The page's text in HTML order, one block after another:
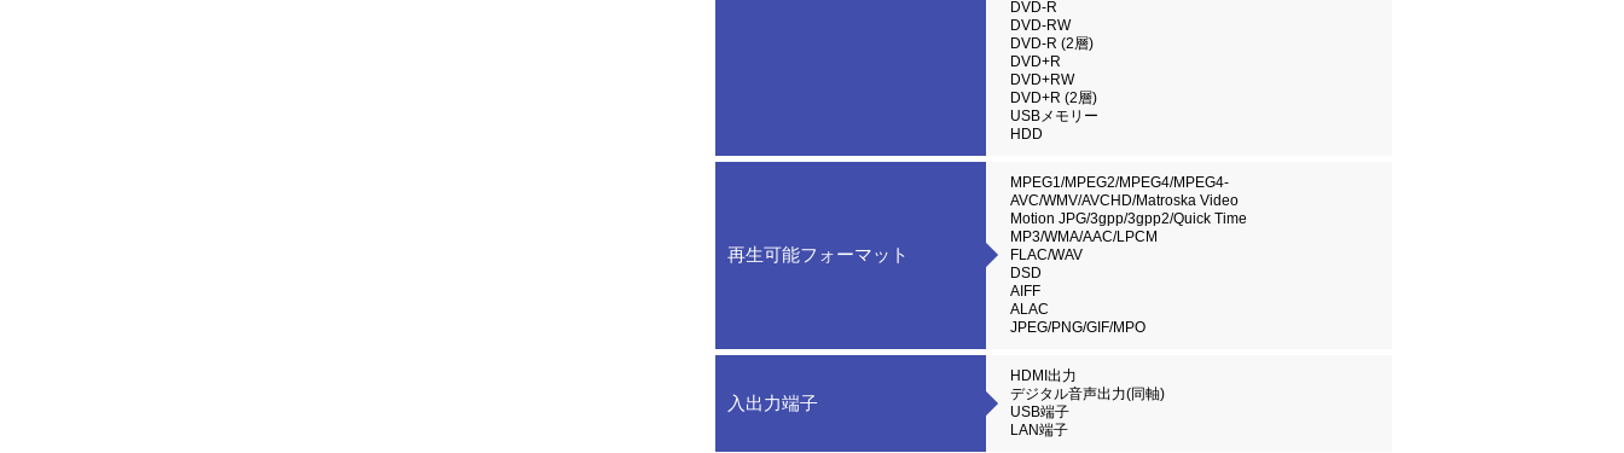
DVD-R
DVD-RW
DVD-R (2層)
DVD+R
DVD+RW
DVD+R (2層)
USBメモリー
HDD
再生可能フォーマット
MPEG1/MPEG2/MPEG4/MPEG4-
AVC/WMV/AVCHD/Matroska Video
Motion JPG/3gpp/3gpp2/Quick Time
MP3/WMA/AAC/LPCM
FLAC/WAV
DSD
AIFF
ALAC
JPEG/PNG/GIF/MPO
入出力端子
HDMI出力
デジタル音声出力(同軸)
USB端子
LAN端子